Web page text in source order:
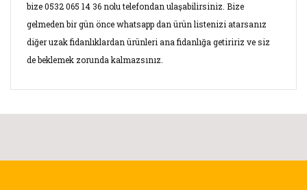
bize 0532 065 14 36 nolu telefondan ulaşabilirsiniz. Bize
gelmeden bir gün önce whatsapp dan ürün listenizi atarsanız
diğer uzak fidanlıklardan ürünleri ana fidanlığa getiririz ve siz
de beklemek zorunda kalmazsınız.
Görüş ve önerileriniz için teşekkür ederiz.